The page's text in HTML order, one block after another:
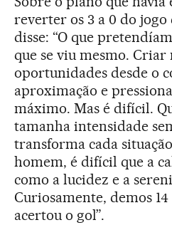
reverter os 3 a 0 do
disse: “O que
que se viu mesmo. Criar
oportunidades desde o
aproximação e
máximo. Mas é difícil.
tamanha intensidade
transforma cada
homem, é difícil que a
como a lucidez e a
Curiosamente, demos
acertou o gol”.